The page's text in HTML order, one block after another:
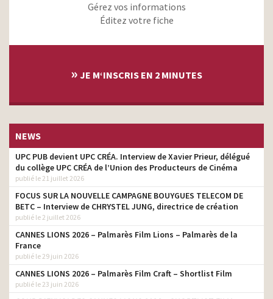
Gérez vos informations
Éditez votre fiche
» JE M‘INSCRIS EN 2 MINUTES
NEWS
UPC PUB devient UPC CRÉA. Interview de Xavier Prieur, délégué
du collège UPC CRÉA de l’Union des Producteurs de Cinéma
publié le 21 juillet 2026
FOCUS SUR LA NOUVELLE CAMPAGNE BOUYGUES TELECOM DE
BETC – Interview de CHRYSTEL JUNG, directrice de création
publié le 2 juillet 2026
CANNES LIONS 2026 – Palmarès Film Lions – Palmarès de la
France
publié le 29 juin 2026
CANNES LIONS 2026 – Palmarès Film Craft – Shortlist Film
publié le 23 juin 2026